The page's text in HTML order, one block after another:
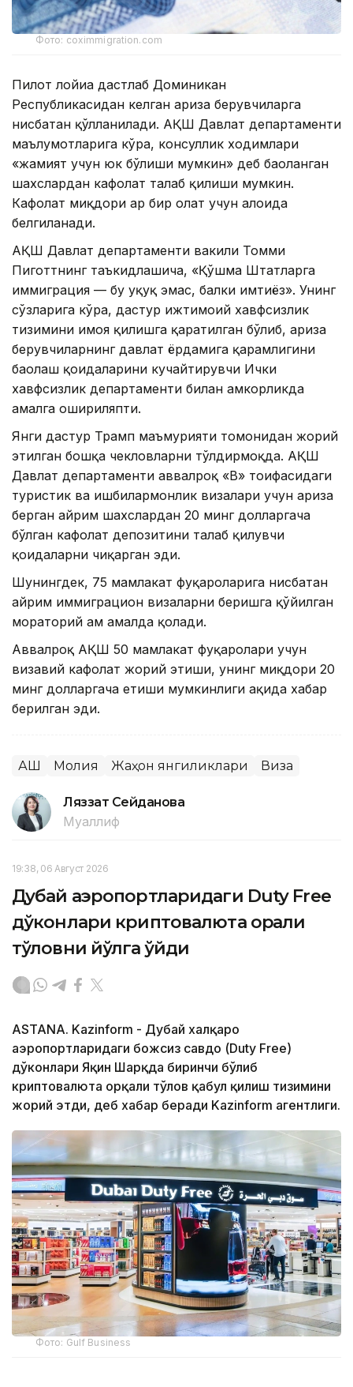
Фото: coximmigration.com
Пилот лойиҳа дастлаб Доминикан
Республикасидан келган ариза берувчиларга
нисбатан қўлланилади. АҚШ Давлат департаменти
маълумотларига кўра, консуллик ходимлари
«жамият учун юк бўлиши мумкин» деб баҳоланган
шахслардан кафолат талаб қилиши мумкин.
Кафолат миқдори ҳар бир ҳолат учун алоҳида
белгиланади.
АҚШ Давлат департаменти вакили Томми
Пиготтнинг таъкидлашича, «Қўшма Штатларга
иммиграция — бу ҳуқуқ эмас, балки имтиёз». Унинг
сўзларига кўра, дастур ижтимоий хавфсизлик
тизимини ҳимоя қилишга қаратилган бўлиб, ариза
берувчиларнинг давлат ёрдамига қарамлигини
баҳолаш қоидаларини кучайтирувчи Ички
хавфсизлик департаменти билан ҳамкорликда
амалга ошириляпти.
Янги дастур Трамп маъмурияти томонидан жорий
этилган бошқа чекловларни тўлдирмоқда. АҚШ
Давлат департаменти аввалроқ «B» тоифасидаги
туристик ва ишбилармонлик визалари учун ариза
берган айрим шахслардан 20 минг долларгача
бўлган кафолат депозитини талаб қилувчи
қоидаларни чиқарган эди.
Шунингдек, 75 мамлакат фуқароларига нисбатан
айрим иммиграцион визаларни беришга қўйилган
мораторий ҳам амалда қолади.
Аввалроқ АҚШ 50 мамлакат фуқаролари учун
визавий кафолат жорий этиши, унинг миқдори 20
минг долларгача етиши мумкинлиги ҳақида хабар
берилган эди.
АҚШ Молия Жаҳон янгиликлари Виза
Ляззат Сейданова
Муаллиф
19:38, 06 Август 2026
Дубай аэропортларидаги Duty Free
дўконлари криптовалюта орқали
тўловни йўлга қўйди
ASTANA. Kazinform - Дубай халқаро
аэропортларидаги божсиз савдо (Duty Free)
дўконлари Яқин Шарқда биринчи бўлиб
криптовалюта орқали тўлов қабул қилиш тизимини
жорий этди, деб хабар беради Kazinform агентлиги.
Фото: Gulf Business